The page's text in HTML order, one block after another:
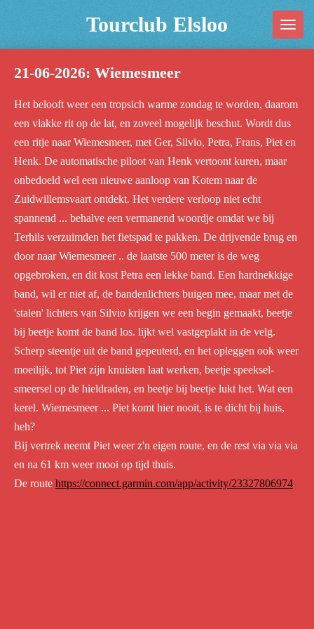
de
Tourclub Elsloo
21-06-2026: Wiemesmeer
Het belooft weer een tropsich warme zondag te worden, daarom
een vlakke rit op de lat, en zoveel mogelijk beschut. Wordt dus
een ritje naar Wiemesmeer, met Ger, Silvio, Petra, Frans, Piet en
Henk. De automatische piloot van Henk vertoont kuren, maar
onbedoeld wel een nieuwe aanloop van Kotem naar de
Zuidwillemsvaart ontdekt. Het verdere verloop niet echt
spannend ... behalve een vermanend woordje omdat we bij
Terhils verzuimden het fietspad te pakken. De drijvende brug en
door naar Wiemesmeer .. de laatste 500 meter is de weg
opgebroken, en dit kost Petra een lekke band. Een hardnekkige
band, wil er niet af, de bandenlichters buigen mee, maar met de
'stalen' lichters van Silvio krijgen we een begin gemaakt, beetje
bij beetje komt de band los. lijkt wel vastgeplakt in de velg.
Scherp steentje uit de band gepeuterd, en het opleggen ook weer
moeilijk, tot Piet zijn knuisten laat werken, beetje speeksel-
smeersel op de hieldraden, en beetje bij beetje lukt het. Wat een
kerel. Wiemesmeer ... Piet komt hier nooit, is te dicht bij huis,
heh?
Bij vertrek neemt Piet weer z'n eigen route, en de rest via via via
en na 61 km weer mooi op tijd thuis.
De route https://connect.garmin.com/app/activity/23327806974